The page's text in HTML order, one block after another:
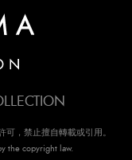
，禁止擅自轉載或引用。
the copyright law.